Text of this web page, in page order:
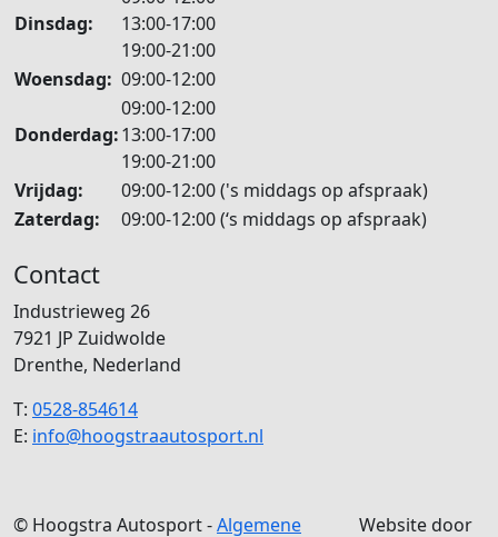
Dinsdag:
13:00-17:00
19:00-21:00
Woensdag: 09:00-12:00
Donderdag:
09:00-12:00
13:00-17:00
19:00-21:00
Vrijdag:
09:00-12:00 ('s middags op afspraak)
Zaterdag:
09:00-12:00 (‘s middags op afspraak)
Contact
Industrieweg 26
7921 JP Zuidwolde
Drenthe, Nederland
T: 0528-854614
E: info@hoogstraautosport.nl
© Hoogstra Autosport -Algemene Website door